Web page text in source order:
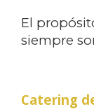
El
siempre
Catering